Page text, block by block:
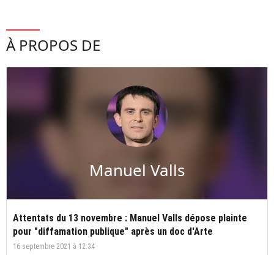
À PROPOS DE
Manuel Valls
Attentats du 13 novembre : Manuel Valls dépose plainte
pour "diffamation publique" après un doc d'Arte
16 septembre 2021 à 12:34